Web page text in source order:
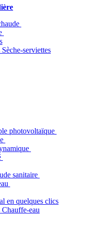
serviettes
photovoltaïque
sanitaire
en quelques clics
Chauffe-eau